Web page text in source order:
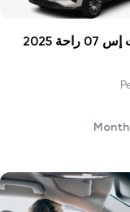
2025
Month